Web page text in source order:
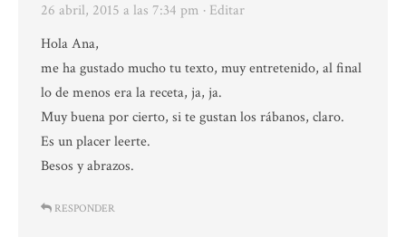
26 abril, 2015 a las 7:34 pm · Editar
Hola Ana,
me ha gustado mucho tu texto, muy entretenido, al final
lo de menos era la receta, ja, ja.
Muy buena por cierto, si te gustan los rábanos, claro.
Es un placer leerte.
Besos y abrazos.
RESPONDER